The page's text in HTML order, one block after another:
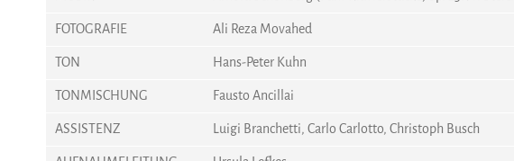
FOTOGRAFIE
Ali Reza Movahed
TON
Hans-Peter Kuhn
TONMISCHUNG
Fausto Ancillai
ASSISTENZ
Luigi Branchetti, Carlo Carlotto, Christoph Busch